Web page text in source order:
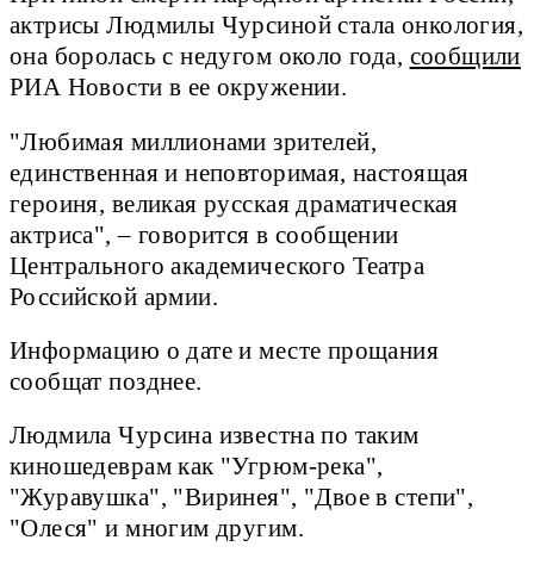
актрисы Людмилы Чурсиной стала онкология,
она боролась с недугом около года, сообщили
РИА Новости в ее окружении.
"Любимая миллионами зрителей,
единственная и неповторимая, настоящая
героиня, великая русская драматическая
актриса", – говорится в сообщении
Центрального академического Театра
Российской армии.
Информацию о дате и месте прощания
сообщат позднее.
Людмила Чурсина известна по таким
киношедеврам как "Угрюм-река",
"Журавушка", "Виринея", "Двое в степи",
"Олеся" и многим другим.